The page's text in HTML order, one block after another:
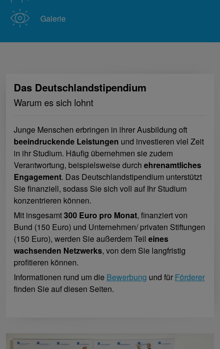
Galerie
Das Deutschlandstipendium
Warum es sich lohnt
Junge Menschen erbringen in ihrer Ausbildung oft
beeindruckende Leistungen und investieren viel Zeit
in ihr Studium. Häufig übernehmen sie zudem
Verantwortung, beispielsweise durch ehrenamtliches
Engagement. Das Deutschlandstipendium unterstützt
Sie finanziell, sodass Sie sich voll auf Ihr Studium
konzentrieren können.
Mit insgesamt300 Euro pro Monat, finanziert von
Bund (150 Euro) und Unternehmen/ privaten Stiftungen
(150 Euro), werden Sie außerdem Teil eines
wachsenden Netzwerks, von dem Sie langfristig
profitieren können.
Informationen rund um die Bewerbung und für Förderer
finden Sie auf diesen Seiten.